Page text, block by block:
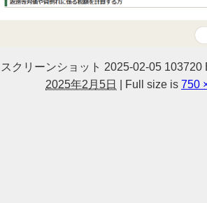
スクリーンショット 2025-02-05 103720
2025年2月5日
Full size is 750